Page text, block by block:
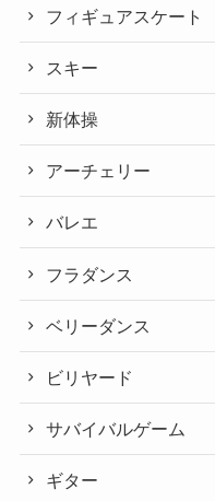
フィギュアスケート
スキー
新体操
アーチェリー
バレエ
フラダンス
ベリーダンス
ビリヤード
サバイバルゲーム
ギター